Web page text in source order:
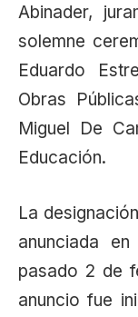
Abinader,
solemne
Eduardo
Obras
Miguel De
Educación.
La
anunciada
pasado 2 de
anuncio fue